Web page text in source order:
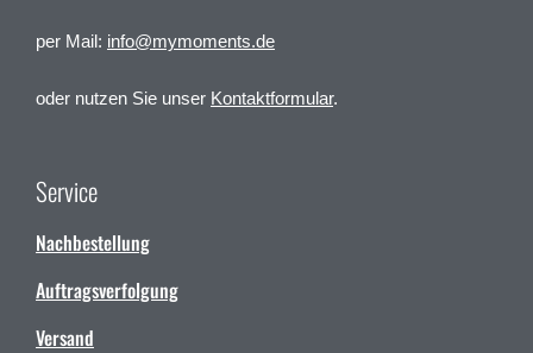
per Mail: info@mymoments.de
oder nutzen Sie unser Kontaktformular.
Service
Nachbestellung
Auftragsverfolgung
Versand